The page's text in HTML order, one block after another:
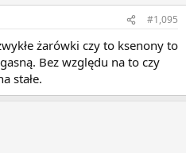
#1,095
żarówki czy to ksenony to
Bez względu na to czy
stałe.